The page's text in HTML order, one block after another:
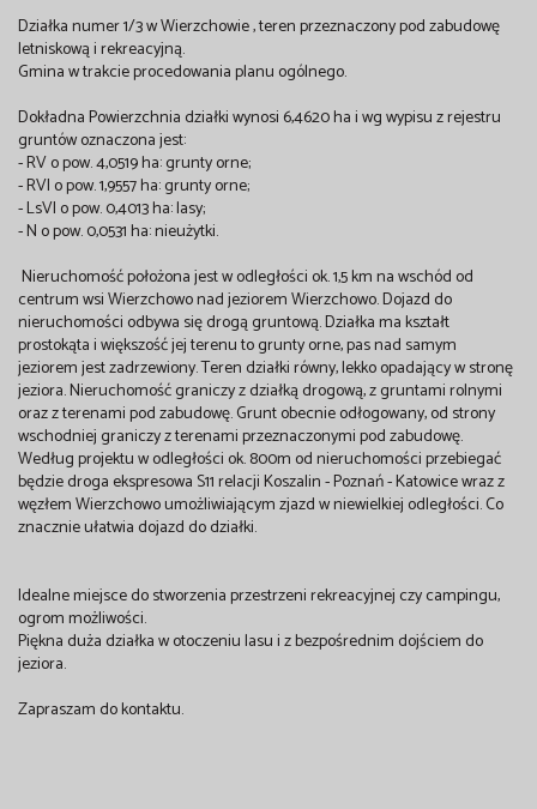
Działka numer 1/3 w Wierzchowie , teren przeznaczony pod zabudowę
letniskową i rekreacyjną.
Gmina w trakcie procedowania planu ogólnego.
Dokładna Powierzchnia działki wynosi 6,4620 ha i wg wypisu z rejestru
gruntów oznaczona jest:
- RV o pow. 4,0519 ha: grunty orne;
- RVI o pow. 1,9557 ha: grunty orne;
- LsVI o pow. 0,4013 ha: lasy;
- N o pow. 0,0531 ha: nieużytki.
Nieruchomość położona jest w odległości ok. 1,5 km na wschód od
centrum wsi Wierzchowo nad jeziorem Wierzchowo. Dojazd do
nieruchomości odbywa się drogą gruntową. Działka ma kształt
prostokąta i większość jej terenu to grunty orne, pas nad samym
jeziorem jest zadrzewiony. Teren działki równy, lekko opadający w stronę
jeziora. Nieruchomość graniczy z działką drogową, z gruntami rolnymi
oraz z terenami pod zabudowę. Grunt obecnie odłogowany, od strony
wschodniej graniczy z terenami przeznaczonymi pod zabudowę.
Według projektu w odległości ok. 800m od nieruchomości przebiegać
będzie droga ekspresowa S11 relacji Koszalin - Poznań - Katowice wraz z
węzłem Wierzchowo umożliwiającym zjazd w niewielkiej odległości. Co
znacznie ułatwia dojazd do działki.
Idealne miejsce do stworzenia przestrzeni rekreacyjnej czy campingu,
ogrom możliwości.
Piękna duża działka w otoczeniu lasu i z bezpośrednim dojściem do
jeziora.
Zapraszam do kontaktu.